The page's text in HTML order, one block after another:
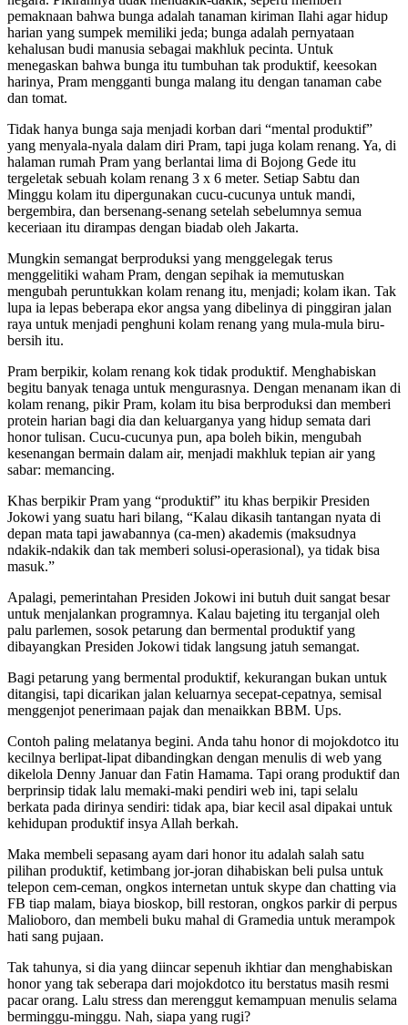
pemaknaan bahwa bunga adalah tanaman kiriman Ilahi agar hidup
harian yang sumpek memiliki jeda; bunga adalah pernyataan
kehalusan budi manusia sebagai makhluk pecinta. Untuk
menegaskan bahwa bunga itu tumbuhan tak produktif, keesokan
harinya, Pram mengganti bunga malang itu dengan tanaman cabe
dan tomat.
Tidak hanya bunga saja menjadi korban dari “mental produktif”
yang menyala-nyala dalam diri Pram, tapi juga kolam renang. Ya, di
halaman rumah Pram yang berlantai lima di Bojong Gede itu
tergeletak sebuah kolam renang 3 x 6 meter. Setiap Sabtu dan
Minggu kolam itu dipergunakan cucu-cucunya untuk mandi,
bergembira, dan bersenang-senang setelah sebelumnya semua
keceriaan itu dirampas dengan biadab oleh Jakarta.
Mungkin semangat berproduksi yang menggelegak terus
menggelitiki waham Pram, dengan sepihak ia memutuskan
mengubah peruntukkan kolam renang itu, menjadi; kolam ikan. Tak
lupa ia lepas beberapa ekor angsa yang dibelinya di pinggiran jalan
raya untuk menjadi penghuni kolam renang yang mula-mula biru-
bersih itu.
Pram berpikir, kolam renang kok tidak produktif. Menghabiskan
begitu banyak tenaga untuk mengurasnya. Dengan menanam ikan di
kolam renang, pikir Pram, kolam itu bisa berproduksi dan memberi
protein harian bagi dia dan keluarganya yang hidup semata dari
honor tulisan. Cucu-cucunya pun, apa boleh bikin, mengubah
kesenangan bermain dalam air, menjadi makhluk tepian air yang
sabar: memancing.
Khas berpikir Pram yang “produktif” itu khas berpikir Presiden
Jokowi yang suatu hari bilang, “Kalau dikasih tantangan nyata di
depan mata tapi jawabannya (ca-men) akademis (maksudnya
ndakik-ndakik dan tak memberi solusi-operasional), ya tidak bisa
masuk.”
Apalagi, pemerintahan Presiden Jokowi ini butuh duit sangat besar
untuk menjalankan programnya. Kalau bajeting itu terganjal oleh
palu parlemen, sosok petarung dan bermental produktif yang
dibayangkan Presiden Jokowi tidak langsung jatuh semangat.
Bagi petarung yang bermental produktif, kekurangan bukan untuk
ditangisi, tapi dicarikan jalan keluarnya secepat-cepatnya, semisal
menggenjot penerimaan pajak dan menaikkan BBM. Ups.
Contoh paling melatanya begini. Anda tahu honor di mojokdotco itu
kecilnya berlipat-lipat dibandingkan dengan menulis di web yang
dikelola Denny Januar dan Fatin Hamama. Tapi orang produktif dan
berprinsip tidak lalu memaki-maki pendiri web ini, tapi selalu
berkata pada dirinya sendiri: tidak apa, biar kecil asal dipakai untuk
kehidupan produktif insya Allah berkah.
Maka membeli sepasang ayam dari honor itu adalah salah satu
pilihan produktif, ketimbang jor-joran dihabiskan beli pulsa untuk
telepon cem-ceman, ongkos internetan untuk skype dan chatting via
FB tiap malam, biaya bioskop, bill restoran, ongkos parkir di perpus
Malioboro, dan membeli buku mahal di Gramedia untuk merampok
hati sang pujaan.
Tak tahunya, si dia yang diincar sepenuh ikhtiar dan menghabiskan
honor yang tak seberapa dari mojokdotco itu berstatus masih resmi
pacar orang. Lalu stress dan merenggut kemampuan menulis selama
berminggu-minggu. Nah, siapa yang rugi?